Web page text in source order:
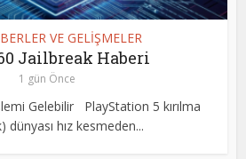
VE GELİŞMELER
Jailbreak Haberi
1 gün Önce
Gelebilir PlayStation 5 kırılma
dünyası hız kesmeden...